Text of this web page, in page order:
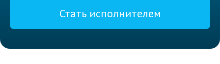
Стать исполнителем